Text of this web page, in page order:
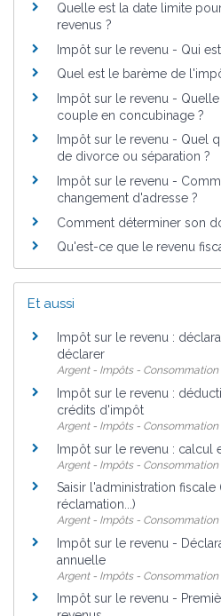
Quelle est la date limite
revenus ?
Impôt sur le revenu - Qui
Quel est le barème de
Impôt sur le revenu -
couple en concubinage ?
Impôt sur le revenu - Quel
de divorce ou séparation ?
Impôt sur le revenu -
changement d'adresse ?
Comment déterminer son
Qu'est-ce que le revenu
Et aussi
Impôt sur le revenu :
déclarer
Argent - Impôts - Consommation
Impôt sur le revenu :
crédits d'impôt
Argent - Impôts - Consommation
Impôt sur le revenu : calcul
Argent - Impôts - Consommation
Saisir l'administration fiscale
réclamation...)
Argent - Impôts - Consommation
Impôt sur le revenu -
annuelle
Argent - Impôts - Consommation
Impôt sur le revenu -